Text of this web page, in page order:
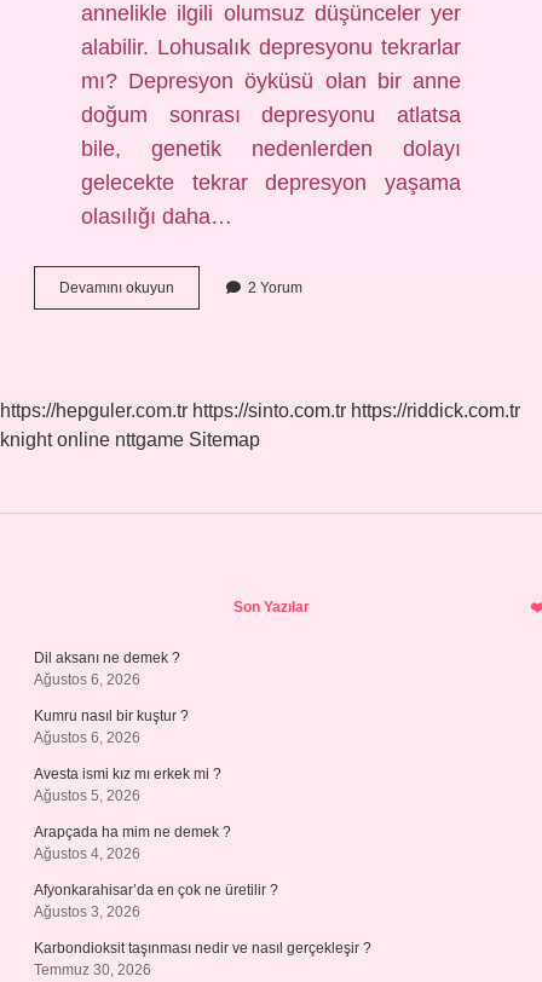
annelikle ilgili olumsuz düşünceler yer
alabilir. Lohusalık depresyonu tekrarlar
mı? Depresyon öyküsü olan bir anne
doğum sonrası depresyonu atlatsa
bile, genetik nedenlerden dolayı
gelecekte tekrar depresyon yaşama
olasılığı daha…
Devamını okuyun
Depresyonu
2 Yorum
https://hepguler.com.tr https://sinto.com.tr https://riddick.com.tr
knight online nttgame Sitemap
Son Yazılar
Dil aksanı ne demek ?
Ağustos 6, 2026
Kumru nasıl bir kuştur ?
Ağustos 6, 2026
Avesta ismi kız mı erkek mi ?
Ağustos 5, 2026
Arapçada ha mim ne demek ?
Ağustos 4, 2026
Afyonkarahisar’da en çok ne üretilir ?
Ağustos 3, 2026
Karbondioksit taşınması nedir ve nasıl gerçekleşir ?
Temmuz 30, 2026